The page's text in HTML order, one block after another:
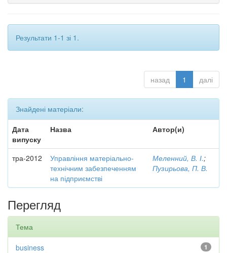
Результати 1-1 зі 1.
назад 1 далі
Знайдені матеріали:
Дата
випуску
Назва Автор(и)
тра-2012
Управління матеріально-
технічним забезпеченням
на підприємстві
Меленний, В. І.;
Пузирьова, П. В.
Перегляд
Тема
1
business